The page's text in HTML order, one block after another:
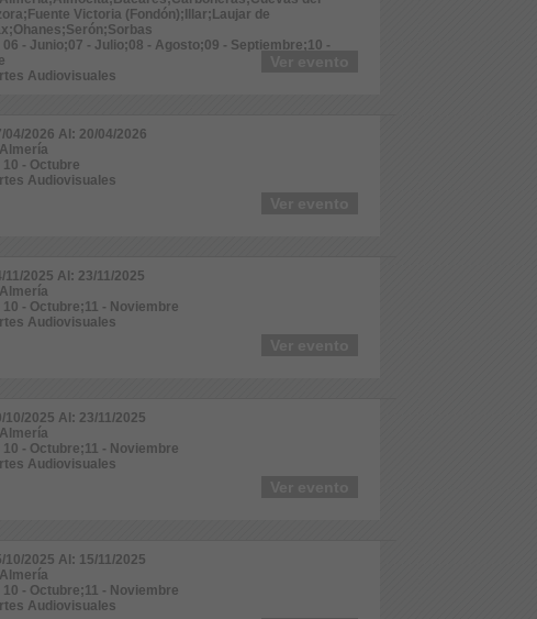
Victoria (Fondón);Illar;Laujar de
06 - Junio;07 - Julio;08 - Agosto;09 - Septiembre;10 -
Audiovisuales
04/2026 Al: 20/04/2026
10 - Octubre
Audiovisuales
11/2025 Al: 23/11/2025
10 - Octubre;11 - Noviembre
Audiovisuales
10/2025 Al: 23/11/2025
10 - Octubre;11 - Noviembre
Audiovisuales
10/2025 Al: 15/11/2025
10 - Octubre;11 - Noviembre
Audiovisuales